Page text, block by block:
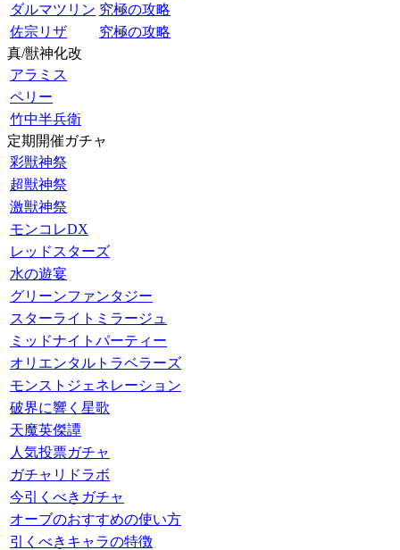
ダルマツリン 究極の攻略
佐宗リザ
究極の攻略
真/獣神化改
アラミス
ペリー
竹中半兵衛
定期開催ガチャ
彩獣神祭
超獣神祭
激獣神祭
モンコレDX
レッドスターズ
水の遊宴
グリーンファンタジー
スターライトミラージュ
ミッドナイトパーティー
オリエンタルトラベラーズ
モンストジェネレーション
破界に響く星歌
天魔英傑譚
人気投票ガチャ
ガチャリドラボ
今引くべきガチャ
オーブのおすすめの使い方
引くべきキャラの特徴